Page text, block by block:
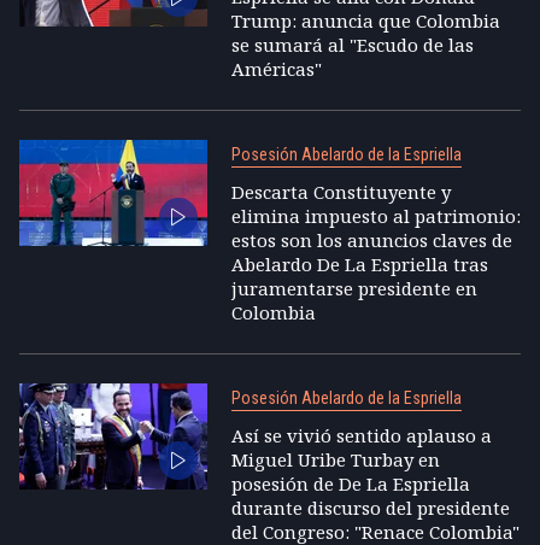
Trump: anuncia que Colombia
se sumará al "Escudo de las
Américas"
Posesión Abelardo de la Espriella
Descarta Constituyente y
elimina impuesto al patrimonio:
estos son los anuncios claves de
Abelardo De La Espriella tras
juramentarse presidente en
Colombia
Posesión Abelardo de la Espriella
Así se vivió sentido aplauso a
Miguel Uribe Turbay en
posesión de De La Espriella
durante discurso del presidente
del Congreso: "Renace Colombia"